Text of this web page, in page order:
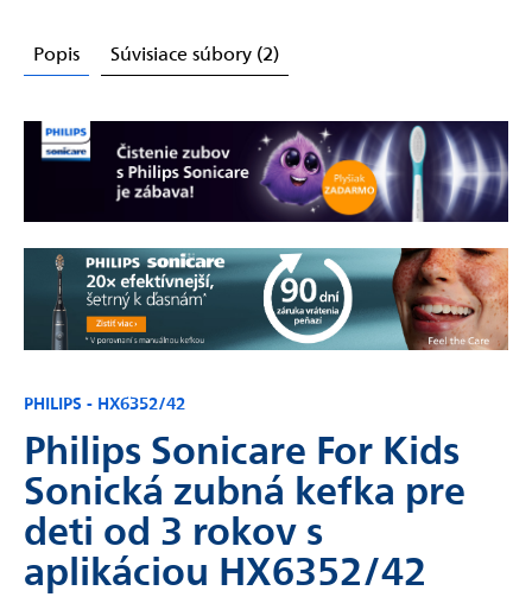
Popis Súvisiace súbory (2)
PHILIPS - HX6352/42
Philips Sonicare For Kids
Sonická zubná kefka pre
deti od 3 rokov s
aplikáciou HX6352/42